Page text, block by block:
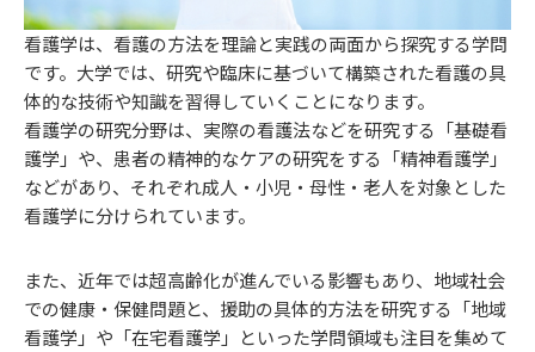
看護学は、看護の方法を理論と実践の両面から探究する学問
です。大学では、研究や臨床に基づいて構築された看護の具
体的な技術や知識を習得していくことになります。
看護学の研究分野は、実際の看護法などを研究する「基礎看
護学」や、患者の精神的なケアの研究をする「精神看護学」
などがあり、それぞれ成人・小児・母性・老人を対象とした
看護学に分けられています。
また、近年では超高齢化が進んでいる影響もあり、地域社会
での健康・保健問題と、援助の具体的方法を研究する「地域
看護学」や「在宅看護学」といった学問領域も注目を集めて